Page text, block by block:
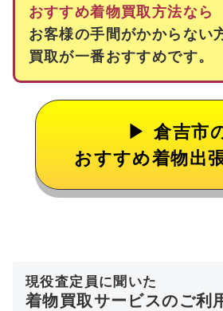
おすすめ着物買取方法なら
お客様の手間がかからない
買取が一番おすすめです。
倉吉市
おすすめ着物出
現役査定員に聞いた
着物買取サービスのご利